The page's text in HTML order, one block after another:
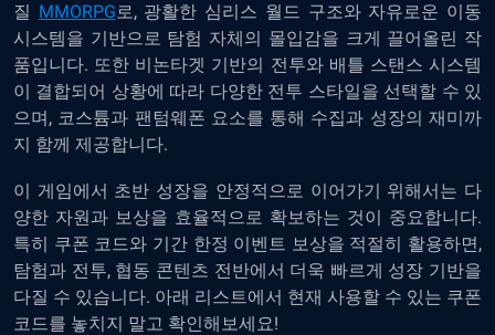
질 MMORPG로, 광활한 심리스 월드 구조와 자유로운 이동
시스템을 기반으로 탐험 자체의 몰입감을 크게 끌어올린 작
품입니다. 또한 비논타겟 기반의 전투와 배틀 스탠스 시스템
이 결합되어 상황에 따라 다양한 전투 스타일을 선택할 수 있
으며, 코스튬과 팬텀웨폰 요소를 통해 수집과 성장의 재미까
지 함께 제공합니다.
이 게임에서 초반 성장을 안정적으로 이어가기 위해서는 다
양한 자원과 보상을 효율적으로 확보하는 것이 중요합니다.
특히 쿠폰 코드와 기간 한정 이벤트 보상을 적절히 활용하면,
탐험과 전투, 협동 콘텐츠 전반에서 더욱 빠르게 성장 기반을
다질 수 있습니다. 아래 리스트에서 현재 사용할 수 있는 쿠폰
코드를 놓치지 말고 확인해보세요!